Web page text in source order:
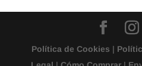
Política de Cookies |